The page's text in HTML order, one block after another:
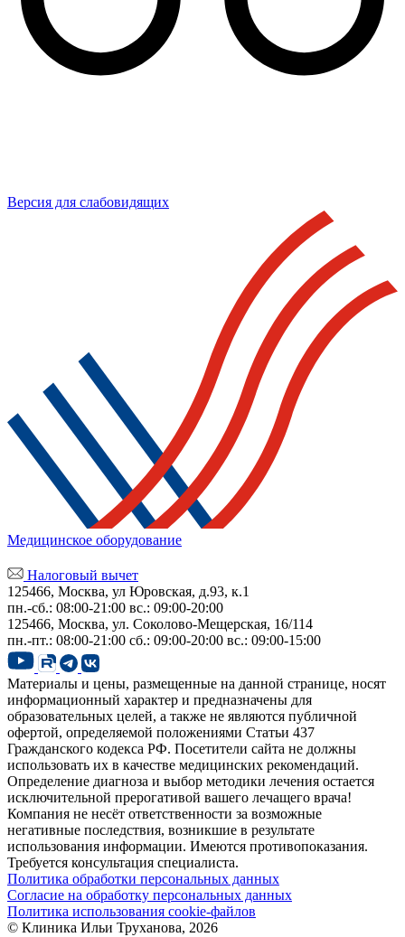
Версия для слабовидящих
Медицинское оборудование
Налоговый вычет
125466, Москва, ул Юровская, д.93, к.1
пн.-сб.: 08:00-21:00 вс.: 09:00-20:00
125466, Москва, ул. Соколово-Мещерская, 16/114
пн.-пт.: 08:00-21:00 сб.: 09:00-20:00 вс.: 09:00-15:00
Материалы и цены, размещенные на данной странице, носят
информационный характер и предназначены для
образовательных целей, а также не являются публичной
офертой, определяемой положениями Статьи 437
Гражданского кодекса РФ. Посетители сайта не должны
использовать их в качестве медицинских рекомендаций.
Определение диагноза и выбор методики лечения остается
исключительной прерогативой вашего лечащего врача!
Компания не несёт ответственности за возможные
негативные последствия, возникшие в результате
использования информации. Имеются противопоказания.
Требуется консультация специалиста.
Политика обработки персональных данных
Согласие на обработку персональных данных
Политика использования cookie-файлов
© Клиника Ильи Труханова, 2026